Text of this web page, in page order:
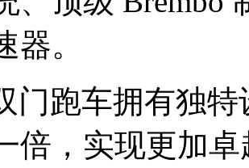
器。
门跑车拥有独
倍，实现更加